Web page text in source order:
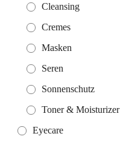
Cleansing
Cremes
Masken
Seren
Sonnenschutz
Toner & Moisturizer
Eyecare